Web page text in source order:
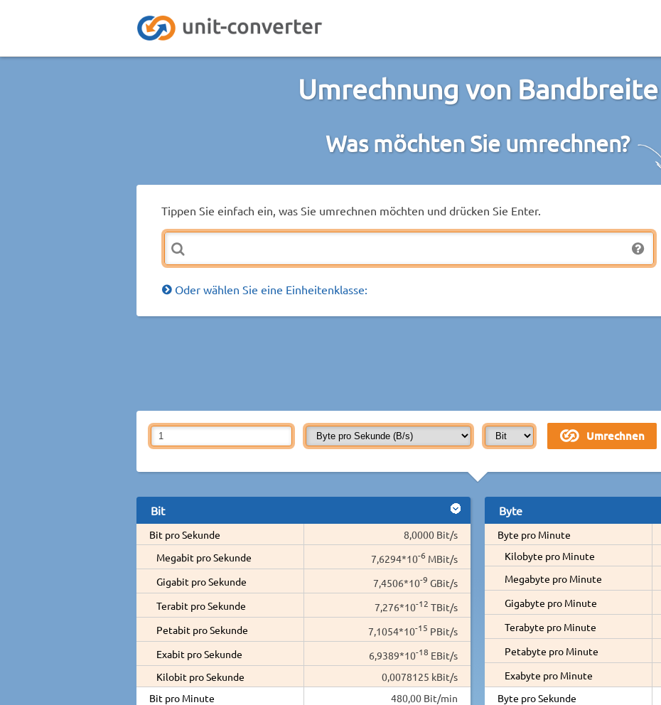
Umrechnung von Bandbreite
Was möchten Sie umrechnen?
Tippen Sie einfach ein, was Sie umrechnen möchten und drücken Sie Enter.
Oder wählen Sie eine Einheitenklasse:
Bit
Bit pro Sekunde
8,0000 Bit/s
Megabit pro Sekunde
7,6294*10-6 MBit/s
Gigabit pro Sekunde
7,4506*10-9 GBit/s
Terabit pro Sekunde
7,276*10-12 TBit/s
Petabit pro Sekunde
7,1054*10-15 PBit/s
Exabit pro Sekunde
6,9389*10-18 EBit/s
Kilobit pro Sekunde
0,0078125 kBit/s
Bit pro Minute
480,00 Bit/min
Byte
Byte pro Minute
Kilobyte pro Minute
Megabyte pro Minute
Gigabyte pro Minute
Terabyte pro Minute
Petabyte pro Minute
Exabyte pro Minute
Byte pro Sekunde